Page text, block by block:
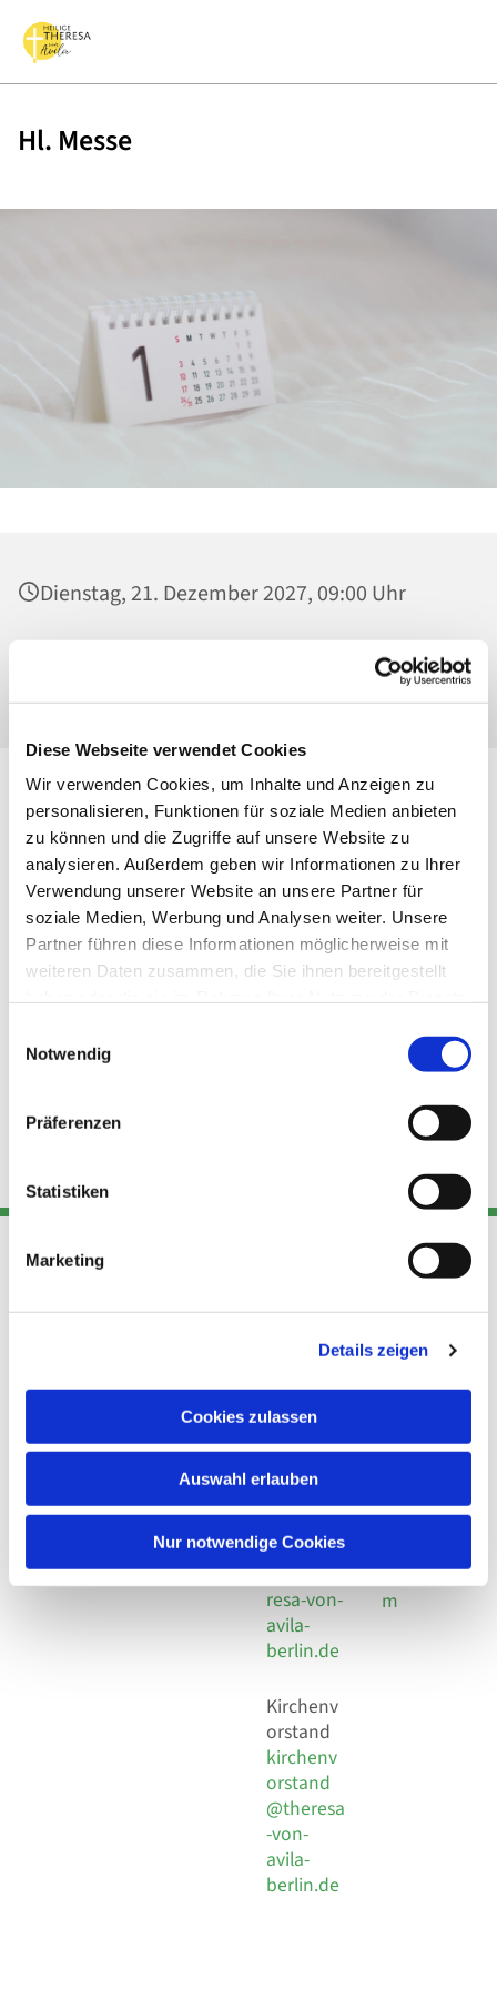
Diese Webseite verwendet Cookies
Wir verwenden Cookies, um Inhalte und Anzeigen zu
personalisieren, Funktionen für soziale Medien anbieten
zu können und die Zugriffe auf unsere Website zu
analysieren. Außerdem geben wir Informationen zu Ihrer
Verwendung unserer Website an unsere Partner für
soziale Medien, Werbung und Analysen weiter. Unsere
Partner führen diese Informationen möglicherweise mit
weiteren Daten zusammen, die Sie ihnen bereitgestellt
Notwendig
Präferenzen
Statistiken
Marketing
Details zeigen
Cookies zulassen
Auswahl erlauben
Nur notwendige Cookies
Hl. Messe
Dienstag, 21. Dezember 2027, 09:00 Uhr
St. Josef - Berlin-Weißensee, Pfarrkirche,
Adresse
Kirchengemeinde Pfarrei
Hl. Theresa von Avila Berlin
Leitender Pfarrer - Norbert
Behaimstr. 39
Kont
Telefon
+49 30
924 64 28
Fax +49
30 924 54
18
E-Mail
info@the
resa-von-
avila-
berlin.de
Kirchenv
orstand
kirchenv
orstand
@theresa
-von-
avila-
berlin.de
Links
Datensch
utz
Social
Impressu
m